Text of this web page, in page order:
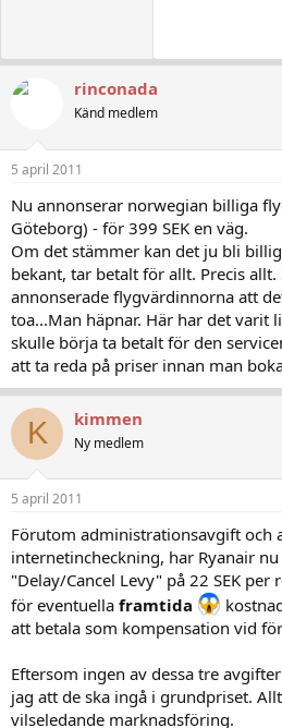
rinconada
Känd medlem
5 april 2011
Nu annonserar norwegian billiga
Göteborg) - för 399 SEK en väg.
Om det stämmer kan det ju bli
bekant, tar betalt för allt. Precis
annonserade flygvärdinnorna att
toa...Man häpnar. Här har det varit
skulle börja ta betalt för den
att ta reda på priser innan man
K kimmen
Ny medlem
5 april 2011
Förutom administrationsavgift och
internetincheckning, har Ryanair
"Delay/Cancel Levy" på 22 SEK per
för eventuella framtida
att betala som kompensation vid
Eftersom ingen av dessa tre
jag att de ska ingå i grundpriset.
vilseledande marknadsföring.